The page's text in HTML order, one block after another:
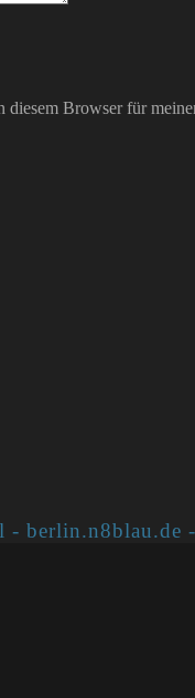
Browser für
berlin.n8blau.de